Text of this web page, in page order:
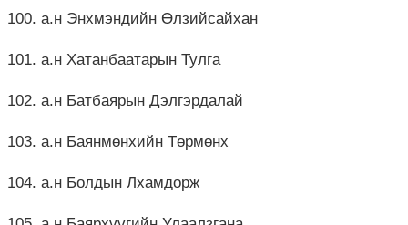
100. а.н Энхмэндийн Өлзийсайхан
101. а.н Хатанбаатарын Тулга
102. а.н Батбаярын Дэлгэрдалай
103. а.н Баянмөнхийн Төрмөнх
104. а.н Болдын Лхамдорж